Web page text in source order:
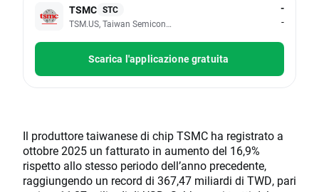
TSMC STC
TSM.US, Taiwan Semiconductor Manufacuring Company Ltd -
-
-
Scarica l'applicazione gratuita
Il produttore taiwanese di chip TSMC ha registrato a
ottobre 2025 un fatturato in aumento del 16,9%
rispetto allo stesso periodo dell’anno precedente,
raggiungendo un record di 367,47 miliardi di TWD, pari